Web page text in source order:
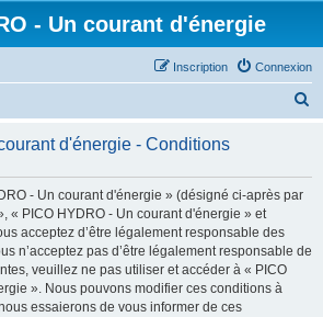
- Un courant d'énergie
Connexion
Inscription
h
d'énergie - Conditions
- Un courant d'énergie » (désigné ci-après par
« PICO HYDRO - Un courant d'énergie » et
acceptez d’être légalement responsable des
n’acceptez pas d’être légalement responsable de
veuillez ne pas utiliser et accéder à « PICO
». Nous pouvons modifier ces conditions à
essaierons de vous informer de ces